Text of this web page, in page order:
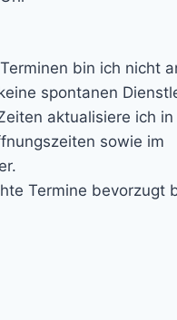
bin ich nicht
spontanen
aktualisiere ich in
sowie im
Termine bevorzugt